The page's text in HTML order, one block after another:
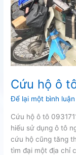
Cứu hộ ô
Để lại một bình luận
Cứu hộ ô tô
hiếu sử dụng ô tô
cứu hộ cũng tăng
tìm đại một địa chỉ